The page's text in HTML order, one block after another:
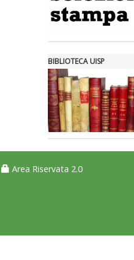
BIBLIOTECA UISP
Area Riservata 2.0